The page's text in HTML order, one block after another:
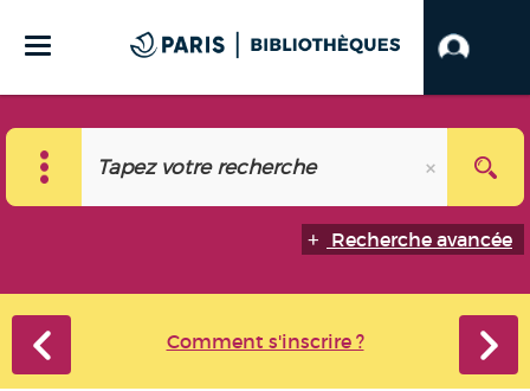
Recherche avancée
Comment s'inscrire ?